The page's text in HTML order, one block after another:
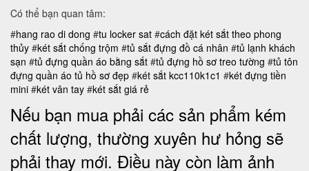
Có thể bạn quan tâm:
#hang rao di dong #tu locker sat #cách đặt két sắt theo phong
thủy #két sắt chống trộm #tủ sắt đựng đồ cá nhân #tủ lạnh khách
sạn #tủ đựng quần áo bằng sắt #tủ đựng hồ sơ treo tường #tủ tôn
đựng quần áo tủ hồ sơ đẹp #két sắt kcc110k1c1 #két đựng tiền
mini #két vân tay #két sắt giá rẻ
Nếu bạn mua phải các sản phẩm kém
chất lượng, thường xuyên hư hỏng sẽ
phải thay mới. Điều này còn làm ảnh